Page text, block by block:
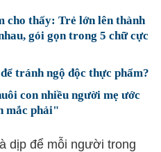
cho thấy: Trẻ lớn lên thành
gói gọn trong 5 chữ cực
tránh ngộ độc thực phẩm?
con nhiều người mẹ ước
mắc phải"
dịp để mỗi người trong